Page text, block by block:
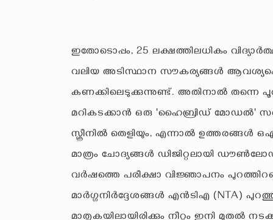
ഇതോടൊപ്പം, 25 ലക്ഷത്തിലധികം
വലിയ അടിസ്ഥാന സൗകര്യങ്ങൾ
കണക്കിലെടുക്കുന്നുണ്ട്. അതിനാൽ തന്നെ
മറികടക്കാൻ ഒരു 'ഹൈബ്രിഡ് മോഡൽ'
സ്ക്രീനിൽ തെളിയും, എന്നാൽ ഉത്തരങ്ങൾ
മാത്രം ചോദ്യങ്ങൾ ഡിജിറ്റലായി
വർഷത്തെ പരീക്ഷാ വിജ്ഞാപനം
മാർഗ്ഗനിർദ്ദേശങ്ങൾ എൻടിഎ (NTA)
മാതൃകയിലായിരിക്കും നീറ്റും ഇനി മുതൽ